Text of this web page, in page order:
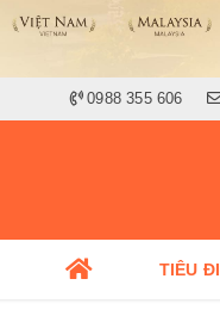
0988 355 606
TIÊU